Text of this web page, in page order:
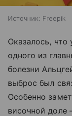
Источник: Freepik
Оказалось, что
одного из
болезни
выброс был
Особенно
височной доле